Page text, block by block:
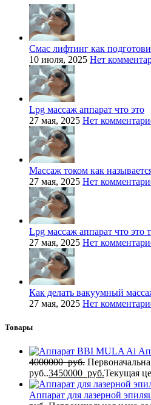
Смас лифтинг как
10 июля, 2025 Нет
Lpg массаж аппарат что это
27 мая, 2025 Нет
Массаж током как
27 мая, 2025 Нет
Lpg массаж аппарат что это
27 мая, 2025 Нет
Как делать вакуумный
27 мая, 2025 Нет
Товары
4000000руб.
руб..3450000 руб.Текущая
Аппарат для лазерной